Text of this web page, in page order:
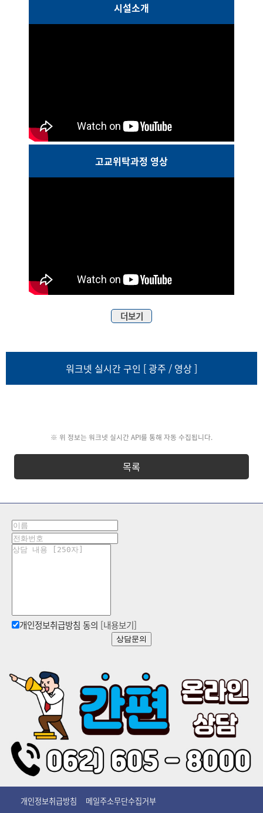
시설소개
고교위탁과정 영상
더보기
워크넷 실시간 구인 [ 광주 / 영상 ]
※ 위 정보는 워크넷 실시간 API를 통해 자동 수집됩니다.
목록
개인정보취급방침 동의 [내용보기]
상담문의
개인정보취급방침 메일주소무단수집거부